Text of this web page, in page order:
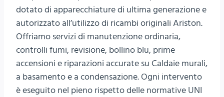
dotato di apparecchiature di ultima generazione e
autorizzato all’utilizzo di ricambi originali Ariston.
Offriamo servizi di manutenzione ordinaria,
controlli fumi, revisione, bollino blu, prime
accensioni e riparazioni accurate su Caldaie murali,
a basamento e a condensazione. Ogni intervento
è eseguito nel pieno rispetto delle normative UNI